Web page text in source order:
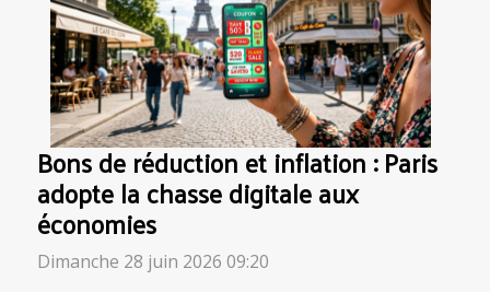
Bons de réduction et inflation : Paris
adopte la chasse digitale aux
économies
Dimanche 28 juin 2026 09:20